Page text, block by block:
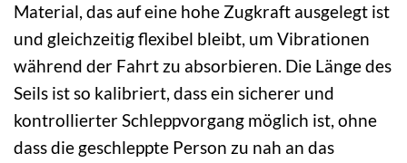
Material, das auf eine hohe Zugkraft ausgelegt ist
und gleichzeitig flexibel bleibt, um Vibrationen
während der Fahrt zu absorbieren. Die Länge des
Seils ist so kalibriert, dass ein sicherer und
kontrollierter Schleppvorgang möglich ist, ohne
dass die geschleppte Person zu nah an das